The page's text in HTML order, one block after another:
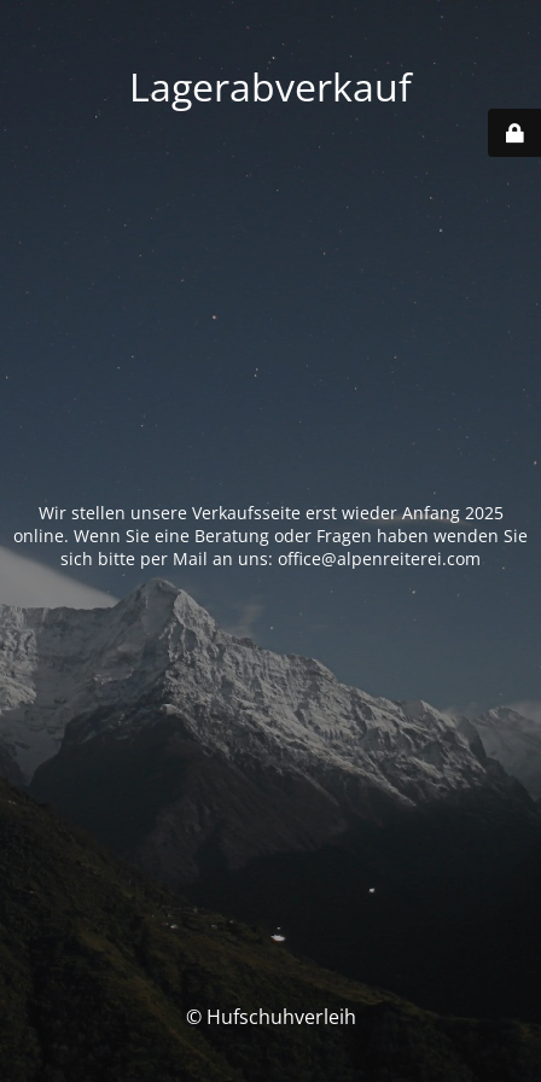
Lagerabverkauf
Wir stellen unsere Verkaufsseite erst wieder Anfang 2025
online. Wenn Sie eine Beratung oder Fragen haben wenden Sie
sich bitte per Mail an uns: office@alpenreiterei.com
© Hufschuhverleih